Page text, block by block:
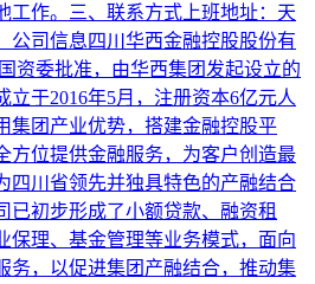
工作。三、联系方式上班地址：天
公司信息四川华西金融控股股份有
资委批准，由华西集团发起设立的
立于2016年5月，注册资本6亿元人
集团产业优势，搭建金融控股平
方位提供金融服务，为客户创造最
四川省领先并独具特色的产融结合
已初步形成了小额贷款、融资租
保理、基金管理等业务模式，面向
务，以促进集团产融结合，推动集